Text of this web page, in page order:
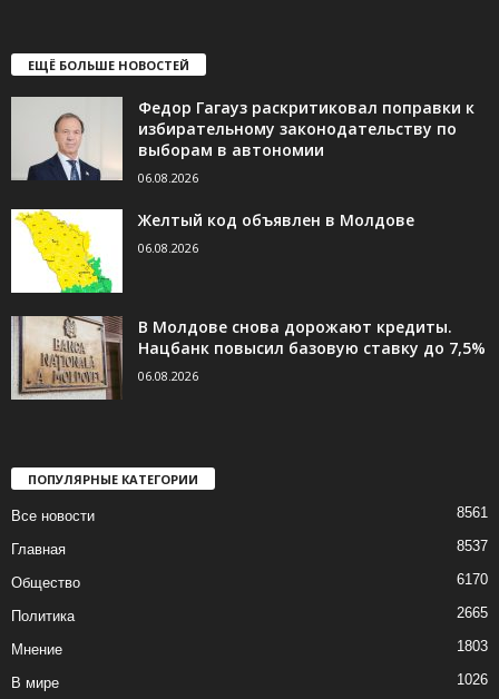
ЕЩЁ БОЛЬШЕ НОВОСТЕЙ
Федор Гагауз раскритиковал поправки к
избирательному законодательству по
выборам в автономии
06.08.2026
Желтый код объявлен в Молдове
06.08.2026
В Молдове снова дорожают кредиты.
Нацбанк повысил базовую ставку до 7,5%
06.08.2026
ПОПУЛЯРНЫЕ КАТЕГОРИИ
Все новости 8561
Главная 8537
Общество 6170
Политика 2665
Мнение 1803
В мире 1026